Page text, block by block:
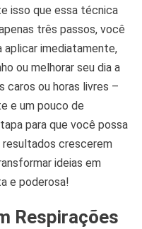
isso que essa técnica
três passos, você
aplicar imediatamente,
ou melhorar seu dia a
caros ou horas livres –
e um pouco de
para que você possa
crescerem
ideias em
e poderosa!
Respirações